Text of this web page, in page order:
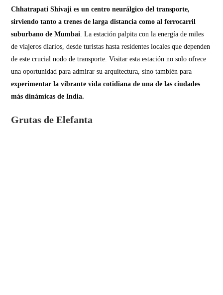
Chhatrapati Shivaji es un centro neurálgico del transporte,
sirviendo tanto a trenes de larga distancia como al ferrocarril
suburbano de Mumbai. La estación palpita con la energía de miles
de viajeros diarios, desde turistas hasta residentes locales que dependen
de este crucial nodo de transporte. Visitar esta estación no solo ofrece
una oportunidad para admirar su arquitectura, sino también para
experimentar la vibrante vida cotidiana de una de las ciudades
más dinámicas de India.
Grutas de Elefanta